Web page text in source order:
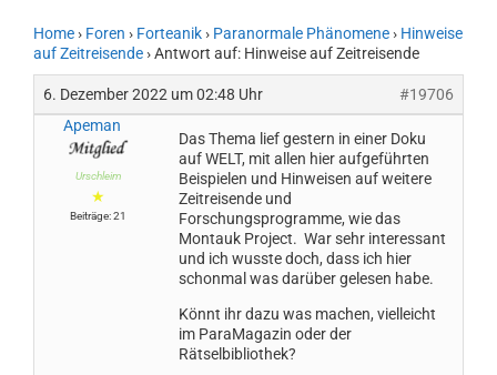
Home› Foren › Forteanik› Paranormale Phänomene› Hinweise
auf Zeitreisende›Antwort auf: Hinweise auf Zeitreisende
6. Dezember 2022 um 02:48 Uhr
#19706
Apeman
Urschleim
★
Beiträge: 21
Das Thema lief gestern in einer Doku
auf WELT, mit allen hier aufgeführten
Beispielen und Hinweisen auf weitere
Zeitreisende und
Forschungsprogramme, wie das
Montauk Project. War sehr interessant
und ich wusste doch, dass ich hier
schonmal was darüber gelesen habe.
Könnt ihr dazu was machen, vielleicht
im ParaMagazin oder der
Rätselbibliothek?